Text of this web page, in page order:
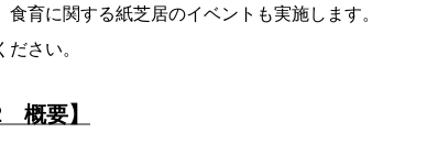
育に関する紙芝居のイベントも実施します。
さい。
概要】